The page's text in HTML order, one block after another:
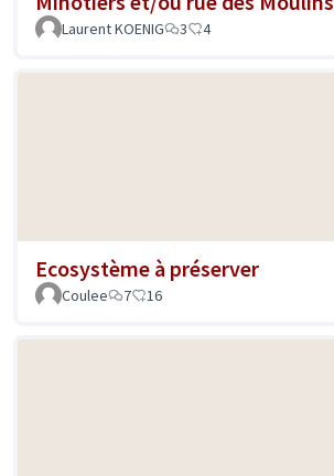
Laurent KOENIG 3 4
Ecosystème à préserver
Coulee 7 16